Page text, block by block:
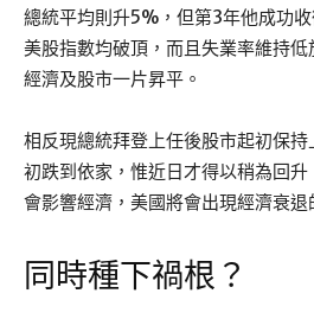
總統平均則升5%，但第3年他成功
美股指數均破頂，而且失業率維持
經濟及股市一片昇平。
相反現總統拜登上任後股市起初保
初跌到依家，惟近日才得以稍為回
會影響經濟，美國將會出現經濟衰退
同時種下禍根？